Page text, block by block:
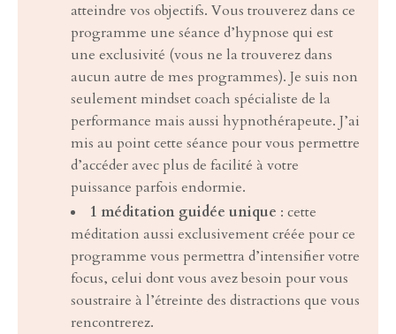
atteindre vos objectifs. Vous trouverez dans ce
programme une séance d’hypnose qui est
une exclusivité (vous ne la trouverez dans
aucun autre de mes programmes). Je suis non
seulement mindset coach spécialiste de la
performance mais aussi hypnothérapeute. J’ai
mis au point cette séance pour vous permettre
d’accéder avec plus de facilité à votre
puissance parfois endormie.
1 méditation guidée unique : cette
méditation aussi exclusivement créée pour ce
programme vous permettra d’intensifier votre
focus, celui dont vous avez besoin pour vous
soustraire à l’étreinte des distractions que vous
rencontrerez.